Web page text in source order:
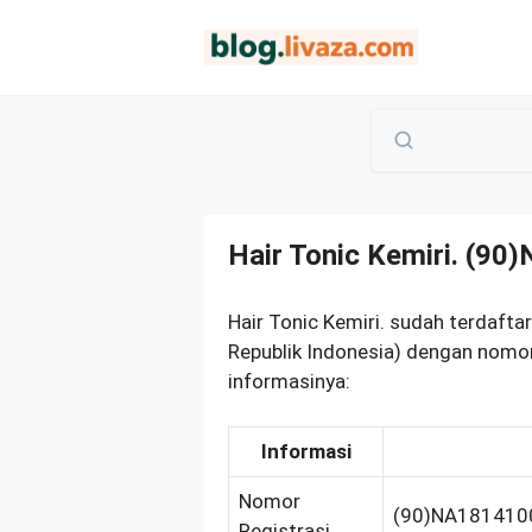
Hair Tonic Kemiri.
Hair Tonic Kemiri. sudah
Republik Indonesia) dengan
informasinya:
Informasi
Nomor